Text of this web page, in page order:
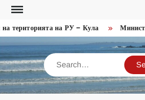
Skip
content
територията на РУ – Кула Министър
Search